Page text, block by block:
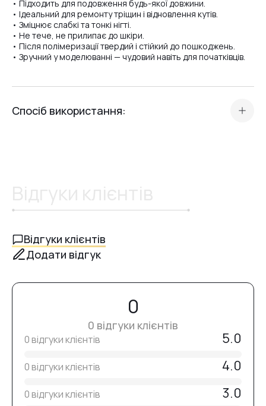
• Підходить для подовження будь-якої довжини.
• Ідеальний для ремонту тріщин і відновлення кутів.
• Зміцнює слабкі та тонкі нігті.
• Не тече, не прилипає до шкіри.
• Після полімеризації твердий і стійкий до пошкоджень.
• Зручний у моделюванні — чудовий навіть для початківців.
Спосіб використання:
рідині для полігелю.
Зніміть липкий шар, опиліть форму та нанесіть топ.
Завершіть шліфуванням м’яким бафом (180–240).
Відгуки клієнтів
Додати відгук
0
0 відгуки клієнтів
0 відгуки клієнтів 5.0
0 відгуки клієнтів 4.0
0 відгуки клієнтів 3.0